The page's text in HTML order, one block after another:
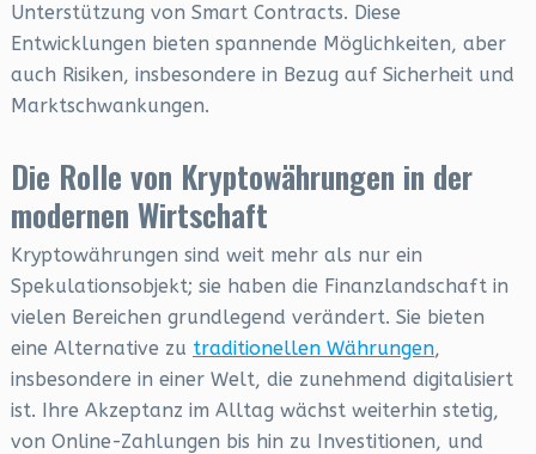
Unterstützung von Smart Contracts. Diese
Entwicklungen bieten spannende Möglichkeiten, aber
auch Risiken, insbesondere in Bezug auf Sicherheit und
Marktschwankungen.
Die Rolle von Kryptowährungen in der
modernen Wirtschaft
Kryptowährungen sind weit mehr als nur ein
Spekulationsobjekt; sie haben die Finanzlandschaft in
vielen Bereichen grundlegend verändert. Sie bieten
eine Alternative zu traditionellen Währungen,
insbesondere in einer Welt, die zunehmend digitalisiert
ist. Ihre Akzeptanz im Alltag wächst weiterhin stetig,
von Online-Zahlungen bis hin zu Investitionen, und